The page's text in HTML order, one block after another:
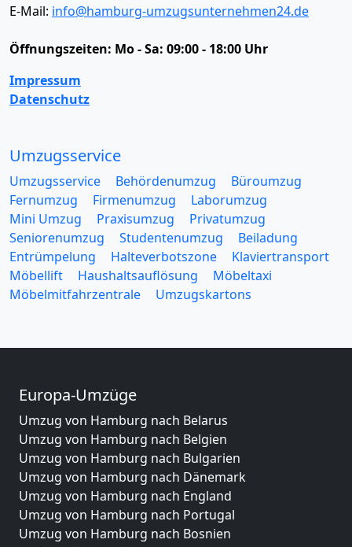
E-Mail: info@hamburg-umzugsunternehmen24.de
Öffnungszeiten: Mo - Sa: 09:00 - 18:00 Uhr
Impressum
Datenschutz
Umzugsservice
Umzugsservice Behördenumzug
Büroumzug
Fernumzug
Firmenumzug
Laborumzug
Mini Umzug
Praxisumzug
Privatumzug
Seniorenumzug
Studentenumzug
Beiladung
Entrümpelung
Halteverbotszone
Klaviertransport
Möbellift
Haushaltsauflösung
Möbeltaxi
Möbelmitfahrzentrale
Umzugskartons
Europa-Umzüge
Umzug von Hamburg nach Belarus
Umzug von Hamburg nach Belgien
Umzug von Hamburg nach Bulgarien
Umzug von Hamburg nach Dänemark
Umzug von Hamburg nach England
Umzug von Hamburg nach Portugal
Umzug von Hamburg nach Bosnien